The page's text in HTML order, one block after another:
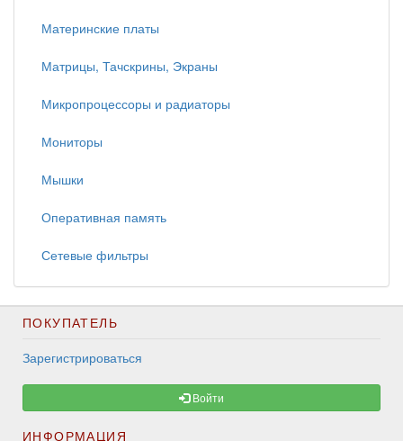
Материнские платы
Матрицы, Тачскрины, Экраны
Микропроцессоры и радиаторы
Мониторы
Мышки
Оперативная память
Сетевые фильтры
ПОКУПАТЕЛЬ
Зарегистрироваться
Войти
ИНФОРМАЦИЯ